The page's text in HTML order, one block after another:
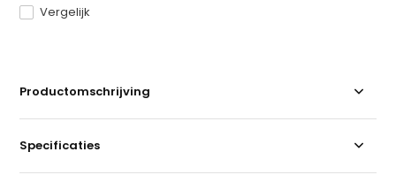
Vergelijk
Productomschrijving
Specificaties